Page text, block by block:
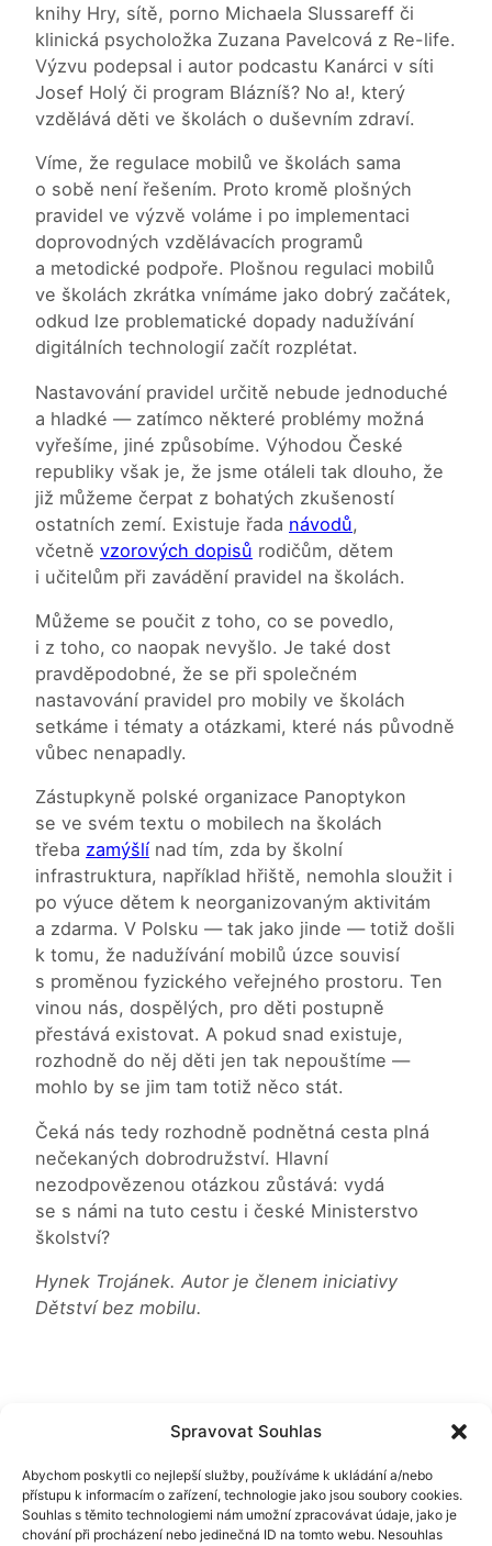
Spravovat Souhlas
Abychom poskytli co nejlepší služby, používáme k ukládání a/nebo
přístupu k informacím o zařízení, technologie jako jsou soubory cookies.
Souhlas s těmito technologiemi nám umožní zpracovávat údaje, jako je
chování při procházení nebo jedinečná ID na tomto webu. Nesouhlas
knihy Hry, sítě, porno Michaela Slussareff či
klinická psycholožka Zuzana Pavelcová z Re-life.
Výzvu podepsal i autor podcastu Kanárci v síti
Josef Holý či program Blázníš? No a!, který
vzdělává děti ve školách o duševním zdraví.
Víme, že regulace mobilů ve školách sama
o sobě není řešením. Proto kromě plošných
pravidel ve výzvě voláme i po implementaci
doprovodných vzdělávacích programů
a metodické podpoře. Plošnou regulaci mobilů
ve školách zkrátka vnímáme jako dobrý začátek,
odkud lze problematické dopady nadužívání
digitálních technologií začít rozplétat.
Nastavování pravidel určitě nebude jednoduché
a hladké — zatímco některé problémy možná
vyřešíme, jiné způsobíme. Výhodou České
republiky však je, že jsme otáleli tak dlouho, že
již můžeme čerpat z bohatých zkušeností
ostatních zemí. Existuje řada návodů,
včetně vzorových dopisů rodičům, dětem
i učitelům při zavádění pravidel na školách.
Můžeme se poučit z toho, co se povedlo,
i z toho, co naopak nevyšlo. Je také dost
pravděpodobné, že se při společném
nastavování pravidel pro mobily ve školách
setkáme i tématy a otázkami, které nás původně
vůbec nenapadly.
Zástupkyně polské organizace Panoptykon
se ve svém textu o mobilech na školách
třeba zamýšlí nad tím, zda by školní
infrastruktura, například hřiště, nemohla sloužit i
po výuce dětem k neorganizovaným aktivitám
a zdarma. V Polsku — tak jako jinde — totiž došli
k tomu, že nadužívání mobilů úzce souvisí
s proměnou fyzického veřejného prostoru. Ten
vinou nás, dospělých, pro děti postupně
přestává existovat. A pokud snad existuje,
rozhodně do něj děti jen tak nepouštíme —
mohlo by se jim tam totiž něco stát.
Čeká nás tedy rozhodně podnětná cesta plná
nečekaných dobrodružství. Hlavní
nezodpovězenou otázkou zůstává: vydá
se s námi na tuto cestu i české Ministerstvo
školství?
Hynek Trojánek. Autor je členem iniciativy
Dětství bez mobilu.
Pro rodiče
Příběhy krocení mobilů: zvednutí ruky a hrací dny
3 srpna, 2026